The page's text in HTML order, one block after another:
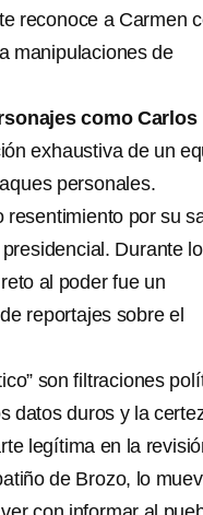
reconoce a Carmen
manipulaciones de
como Carlos
exhaustiva de un
personales.
resentimiento por su
Durante
al poder fue un
reportajes sobre el
son filtraciones
datos duros y la
legítima en la
de Brozo, lo